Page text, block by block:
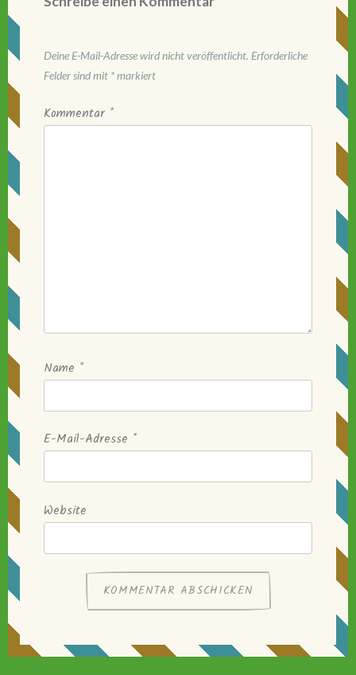
Deine E-Mail-Adresse wird nicht veröffentlicht. Erforderliche
Felder sind mit *markiert
Kommentar *
Name *
E-Mail-Adresse *
Website